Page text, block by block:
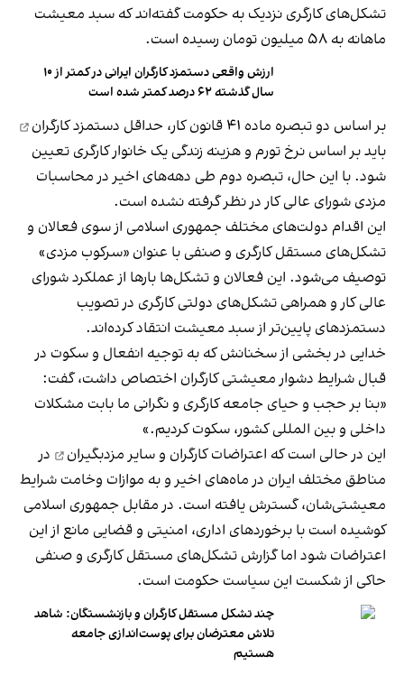
تشکل‌های کارگری نزدیک به حکومت گفته‌اند که سبد معیشت
ماهانه به ۵۸ میلیون تومان رسیده است.
ارزش واقعی دستمزد کارگران ایرانی در کمتر از ۱۰
سال گذشته ۶۲ درصد کمتر شده است
بر اساس دو تبصره ماده ۴۱ قانون کار،
حداقل دستمزد کارگران
باید بر اساس نرخ تورم و هزینه زندگی یک خانوار کارگری تعیین
شود. با این حال، تبصره دوم طی دهه‌های اخیر در محاسبات
مزدی شورای عالی کار در نظر گرفته نشده است.
این اقدام دولت‌های مختلف جمهوری اسلامی از سوی فعالان و
تشکل‌های مستقل کارگری و صنفی با عنوان «سرکوب مزدی»‌
توصیف می‌شود. این فعالان و تشکل‌ها بارها از عملکرد شورای
عالی کار و همراهی تشکل‌های دولتی کارگری در تصویب
دستمزدهای پایین‌تر از سبد معیشت انتقاد کرده‌اند.
خدایی در بخشی از سخنانش که به توجیه انفعال و سکوت در
قبال شرایط دشوار معیشتی کارگران اختصاص داشت، گفت:
«بنا بر حجب و حیای جامعه کارگری و نگرانی ما بابت مشکلات
داخلی و بین المللی کشور، سکوت کردیم.»
این در حالی است که اعتراضات کارگران و سایر مزدبگیران
در
مناطق مختلف ایران در ماه‌های اخیر و به موازات وخامت شرایط
معیشتی‌شان، گسترش یافته است. در مقابل جمهوری اسلامی
کوشیده است با برخوردهای اداری، امنیتی و قضایی مانع از این
اعتراضات شود اما گزارش تشکل‌های مستقل کارگری و صنفی
حاکی از شکست این سیاست حکومت است.
چند تشکل‌‌ مستقل کارگران و بازنشستگان: شاهد
تلاش معترضان برای پوست‌اندازی جامعه
هستیم